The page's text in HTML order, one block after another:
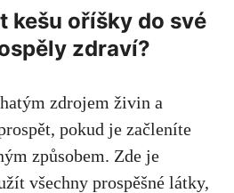
kešu ​oříšky do‍ své
zdraví?
zdrojem živin a
pokud ⁤je začleníte
způsobem. Zde je⁣
všechny prospěšné ⁢látky,